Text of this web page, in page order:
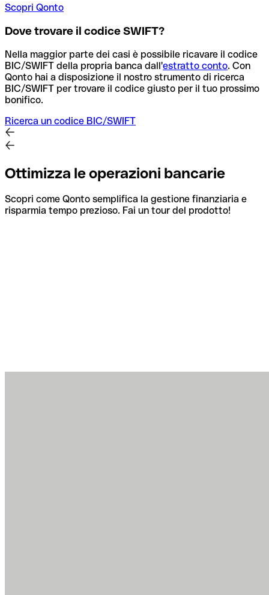
Scopri Qonto
Dove trovare il codice SWIFT?
Nella maggior parte dei casi è possibile ricavare il codice
BIC/SWIFT della propria banca dall'estratto conto. Con
Qonto hai a disposizione il nostro strumento di ricerca
BIC/SWIFT per trovare il codice giusto per il tuo prossimo
bonifico.
Ricerca un codice BIC/SWIFT
Ottimizza le operazioni bancarie
Scopri come Qonto semplifica la gestione finanziaria e
risparmia tempo prezioso. Fai un tour del prodotto!